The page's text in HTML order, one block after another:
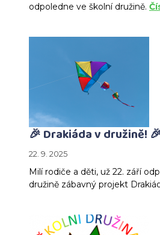
odpoledne ve školní družině.
🎉 Drakiáda v družině!
22. 9. 2025
Milí rodiče a děti, už 22. září
družině zábavný projekt